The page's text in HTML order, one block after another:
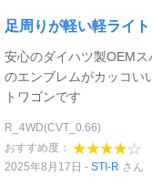
足周りが軽い軽ライ
安心のダイハツ製OEM
のエンブレムがカッコい
トワゴンです
R_4WD(CVT_0.66)
おすすめ度：
2025年8月17日
STI-R さん